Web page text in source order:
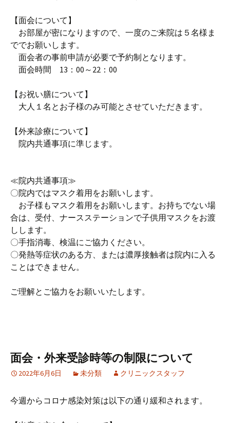
【面会について】
お部屋が密になりますので、一度のご来院は５名様ま
ででお願いします。
面会者の事前申請が必要で予約制となります。
面会時間 13：00～22：00
【お祝い膳について】
大人１名とお子様のみ可能とさせていただきます。
【外来診療について】
院内共通事項に準じます。
≪院内共通事項≫
〇院内ではマスク着用をお願いします。
お子様もマスク着用をお願いします。お持ちでない場
合は、受付、ナースステーションで子供用マスクをお渡
しします。
〇手指消毒、検温にご協力ください。
〇発熱等症状のある方、または濃厚接触者は院内に入る
ことはできません。
ご理解とご協力をお願いいたします。
面会・外来受診時等の制限について
2022年6月6日 未分類 クリニックスタッフ
今週からコロナ感染対策は以下の通り緩和されます。